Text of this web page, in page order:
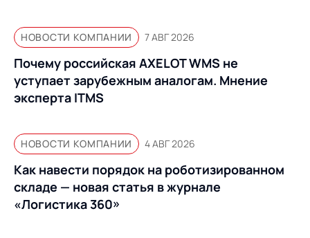
НОВОСТИ КОМПАНИИ 7 АВГ 2026
Почему российская AXELOT WMS не
уступает зарубежным аналогам. Мнение
эксперта ITMS
НОВОСТИ КОМПАНИИ 4 АВГ 2026
Как навести порядок на роботизированном
складе — новая статья в журнале
«Логистика 360»